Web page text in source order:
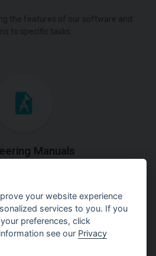
Manuals
guides on how
a specific tasks.
your website experience
services to you. If you
preferences, click
see our Privacy